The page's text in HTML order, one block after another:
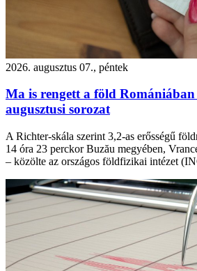
2026. augusztus 07., péntek
Ma is rengett a föld
augusztusi sorozat
A Richter-skála szerint 3,2-as erősségű
14 óra 23 perckor Buzău megyében,
– közölte az országos földfizikai intézet